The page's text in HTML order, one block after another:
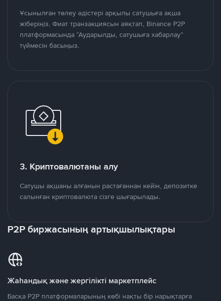
Ұсынылған төлеу әдістері арқылы сатушыға ақша
жіберіңіз. Фиат транзакциясын аяқтап, Binance P2P
платформасында “Аударылды, сатушыға хабарлау”
түймесін басыңыз.
3. Криптовалютаны алу
Сатушы ақшаны алғанын растағаннан кейін, депозитке
салынған криптовалюта сізге шығарылады.
P2P биржасының артықшылықтары
Жаһандық және жергілікті маркетплейс
Басқа P2P платформаларының көбі нақты бір нарықтарға